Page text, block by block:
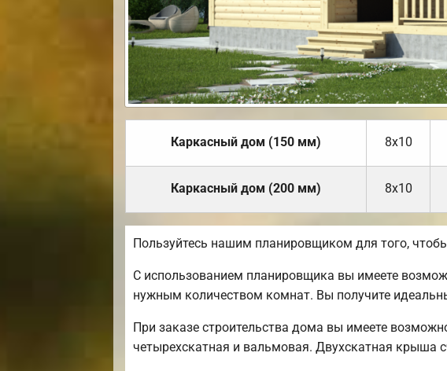
Каркасный дом (150 мм) 8х10
Каркасный дом (200 мм) 8х10
Пользуйтесь нашим планировщиком для того,
С использованием планировщика вы имеете
нужным количеством комнат. Вы получите
При заказе строительства дома вы имеете
четырехскатная и вальмовая. Двухскатная крыша